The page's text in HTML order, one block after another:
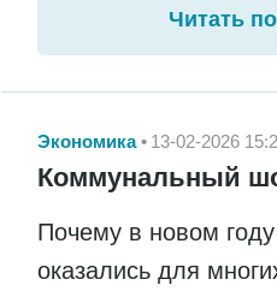
Читать
Экономика 13-02-2026
Коммунальный
Почему в новом
оказались для